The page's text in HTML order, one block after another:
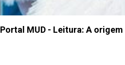
Portal MUD - Leitura: A